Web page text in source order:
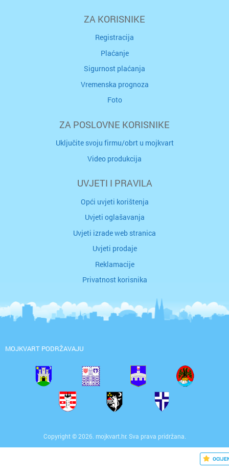
ZA KORISNIKE
Registracija
Plaćanje
Sigurnost plaćanja
Vremenska prognoza
Foto
ZA POSLOVNE KORISNIKE
Uključite svoju firmu/obrt u mojkvart
Video produkcija
UVJETI I PRAVILA
Opći uvjeti korištenja
Uvjeti oglašavanja
Uvjeti izrade web stranica
Uvjeti prodaje
Reklamacije
Privatnost korisnika
MOJKVART PODRŽAVAJU
Copyright © 2026. mojkvart.hr. Sva prava pridržana.